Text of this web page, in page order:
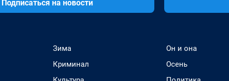
Подписаться на новости
Зима
Криминал
Он и она
Осень